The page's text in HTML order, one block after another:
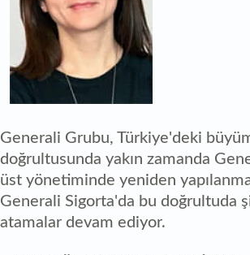
Generali Grubu, Türkiye'deki
doğrultusunda yakın zamanda
üst yönetiminde yeniden
Generali Sigorta'da bu doğrultuda
atamalar devam ediyor.